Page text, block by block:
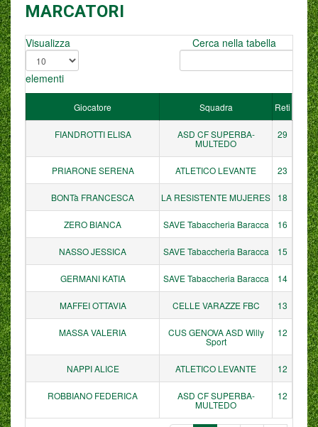
MARCATORI
Visualizza
elementi
Cerca nella tabella
Giocatore Squadra Reti
FIANDROTTI ELISA ASD CF SUPERBA-
MULTEDO
29
PRIARONE SERENA ATLETICO LEVANTE 23
BONTà FRANCESCA LA RESISTENTE MUJERES 18
ZERO BIANCA SAVE Tabaccheria Baracca 16
NASSO JESSICA SAVE Tabaccheria Baracca 15
GERMANI KATIA SAVE Tabaccheria Baracca 14
MAFFEI OTTAVIA CELLE VARAZZE FBC 13
MASSA VALERIA CUS GENOVA ASD Willy
Sport
12
NAPPI ALICE ATLETICO LEVANTE 12
ROBBIANO FEDERICA ASD CF SUPERBA-
MULTEDO
12